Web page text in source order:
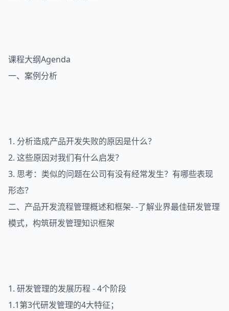
课程大纲Agenda
一、案例分析
1. 分析造成产品开发失败的原因是什么？
2. 这些原因对我们有什么启发？
3. 思考：类似的问题在公司有没有经常发生？有哪些表现
形态？
二、产品开发流程管理概述和框架- -了解业界最佳研发管理
模式，构筑研发管理知识框架
1. 研发管理的发展历程 - 4个阶段
1.1第3代研发管理的4大特征；